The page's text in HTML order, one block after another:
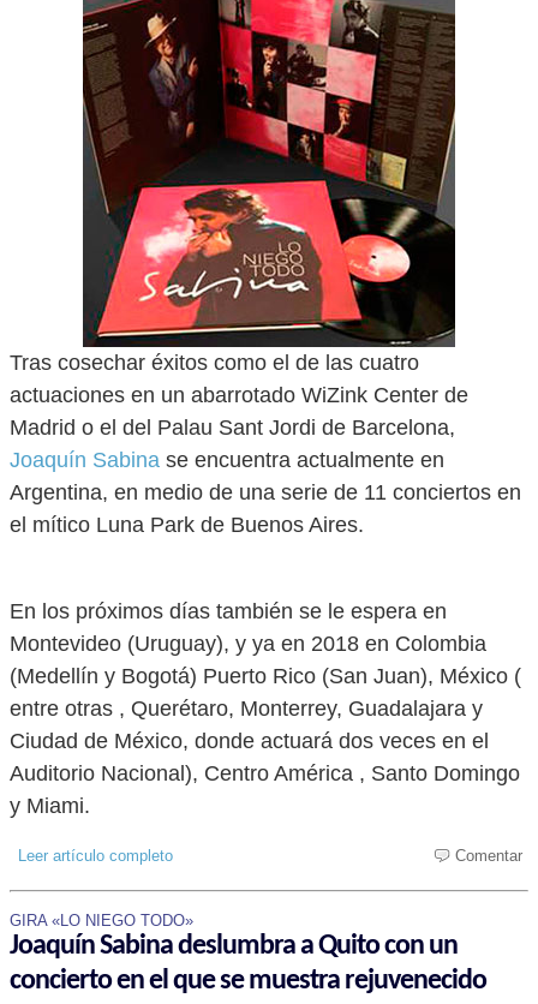
Tras cosechar éxitos como el de las cuatro
actuaciones en un abarrotado WiZink Center de
Madrid o el del Palau Sant Jordi de Barcelona,
Joaquín Sabina se encuentra actualmente en
Argentina, en medio de una serie de 11 conciertos en
el mítico Luna Park de Buenos Aires.
En los próximos días también se le espera en
Montevideo (Uruguay), y ya en 2018 en Colombia
(Medellín y Bogotá) Puerto Rico (San Juan), México (
entre otras , Querétaro, Monterrey, Guadalajara y
Ciudad de México, donde actuará dos veces en el
Auditorio Nacional), Centro América , Santo Domingo
y Miami.
Leer artículo completo Comentar
GIRA «LO NIEGO TODO»
Joaquín Sabina deslumbra a Quito con un
concierto en el que se muestra rejuvenecido